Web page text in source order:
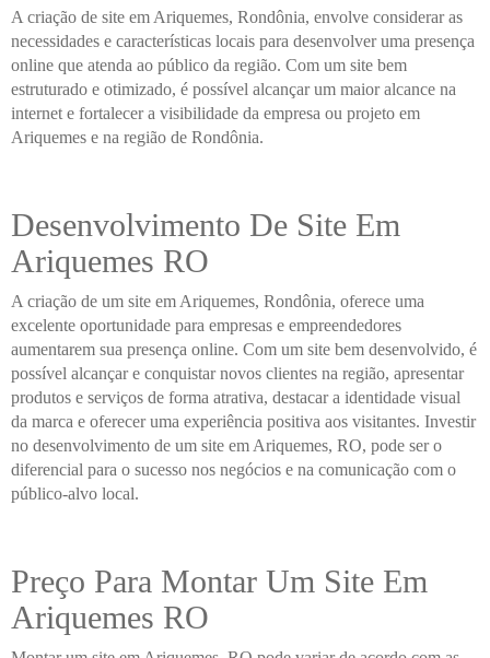
A criação de site em Ariquemes, Rondônia, envolve considerar as
necessidades e características locais para desenvolver uma presença
online que atenda ao público da região. Com um site bem
estruturado e otimizado, é possível alcançar um maior alcance na
internet e fortalecer a visibilidade da empresa ou projeto em
Ariquemes e na região de Rondônia.
Desenvolvimento De Site Em
Ariquemes RO
A criação de um site em Ariquemes, Rondônia, oferece uma
excelente oportunidade para empresas e empreendedores
aumentarem sua presença online. Com um site bem desenvolvido, é
possível alcançar e conquistar novos clientes na região, apresentar
produtos e serviços de forma atrativa, destacar a identidade visual
da marca e oferecer uma experiência positiva aos visitantes. Investir
no desenvolvimento de um site em Ariquemes, RO, pode ser o
diferencial para o sucesso nos negócios e na comunicação com o
público-alvo local.
Preço Para Montar Um Site Em
Ariquemes RO